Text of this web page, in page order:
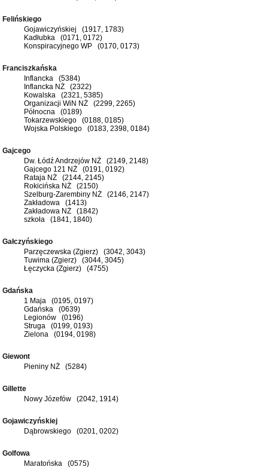
Felińskiego
Gojawiczyńskiej (1917, 1783)
Kadłubka (0171, 0172)
Konspiracyjnego WP (0170, 0173)
Franciszkańska
Inflancka (5384)
Inflancka NŻ (2322)
Kowalska (2321, 5385)
Organizacji WiN NŻ (2299, 2265)
Północna (0189)
Tokarzewskiego (0188, 0185)
Wojska Polskiego (0183, 2398, 0184)
Gajcego
Dw. Łódź Andrzejów NŻ (2149, 2148)
Gajcego 121 NŻ (0191, 0192)
Rataja NŻ (2144, 2145)
Rokicińska NŻ (2150)
Szelburg-Zarembiny NŻ (2146, 2147)
Zakładowa (1413)
Zakładowa NŻ (1842)
szkoła (1841, 1840)
Gałczyńskiego
Parzęczewska (Zgierz) (3042, 3043)
Tuwima (Zgierz) (3044, 3045)
Łęczycka (Zgierz) (4755)
Gdańska
1 Maja (0195, 0197)
Gdańska (0639)
Legionów (0196)
Struga (0199, 0193)
Zielona (0194, 0198)
Giewont
Pieniny NŻ (5284)
Gillette
Nowy Józefów (2042, 1914)
Gojawiczyńskiej
Dąbrowskiego (0201, 0202)
Golfowa
Maratońska (0575)